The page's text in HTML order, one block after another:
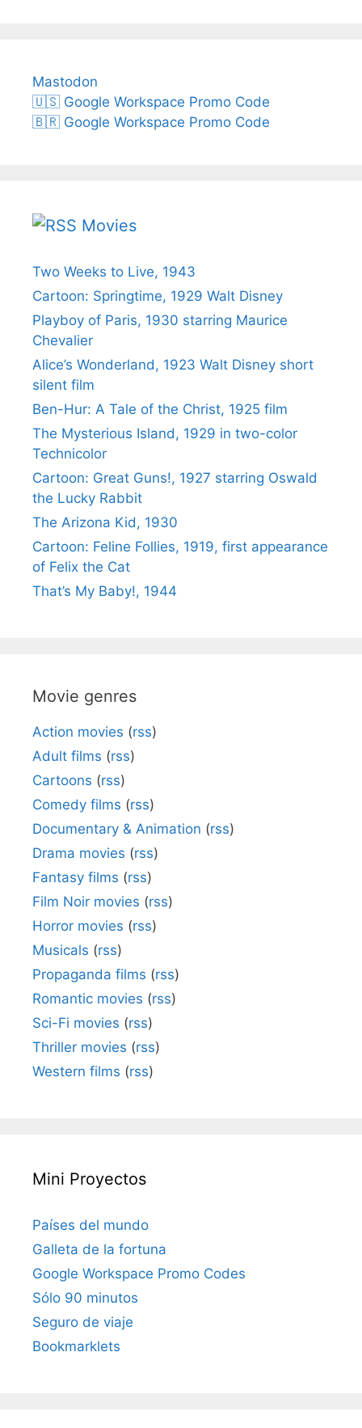
Mastodon
🇺🇸 Google Workspace Promo Code
🇧🇷 Google Workspace Promo Code
Movies
Two Weeks to Live, 1943
Cartoon: Springtime, 1929 Walt Disney
Playboy of Paris, 1930 starring Maurice
Chevalier
Alice’s Wonderland, 1923 Walt Disney short
silent film
Ben-Hur: A Tale of the Christ, 1925 film
The Mysterious Island, 1929 in two-color
Technicolor
Cartoon: Great Guns!, 1927 starring Oswald
the Lucky Rabbit
The Arizona Kid, 1930
Cartoon: Feline Follies, 1919, first appearance
of Felix the Cat
That’s My Baby!, 1944
Movie genres
Action movies (rss)
Adult films (rss)
Cartoons (rss)
Comedy films (rss)
Documentary & Animation (rss)
Drama movies (rss)
Fantasy films (rss)
Film Noir movies (rss)
Horror movies (rss)
Musicals (rss)
Propaganda films (rss)
Romantic movies (rss)
Sci-Fi movies (rss)
Thriller movies (rss)
Western films (rss)
Mini Proyectos
Países del mundo
Galleta de la fortuna
Google Workspace Promo Codes
Sólo 90 minutos
Seguro de viaje
Bookmarklets